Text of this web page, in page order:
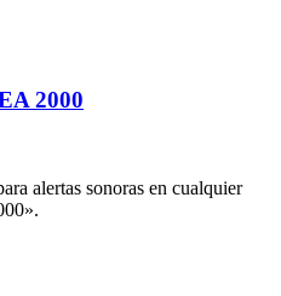
2000
alertas sonoras en cualquier